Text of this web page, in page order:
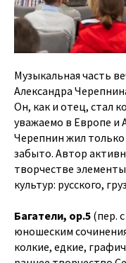
Музыкальная часть
Александра
Он, как и отец, стал
уважаемо в Европе и
Черепнин жил только
забыто. Автор
творчестве
культур: русского,
Багатели, op.5 (пер.
юношеским
колкие, едкие,